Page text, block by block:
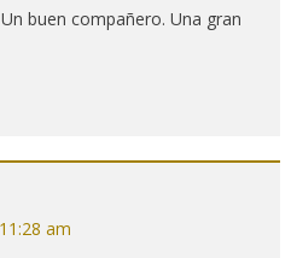
buen compañero. Una gran
am